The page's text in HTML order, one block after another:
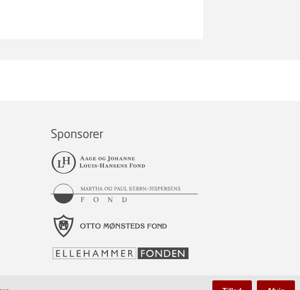
mere langstrakt end Giffards
langt bedre Resultater. Forventningerne
skuffede.
„La France41 op for første Gang med
Man havde afventet gunstigt Vejr til
var højst 1,5 Meter i Sekundet
da Luftskibet gled sikkert frem gen-
Sponsorer